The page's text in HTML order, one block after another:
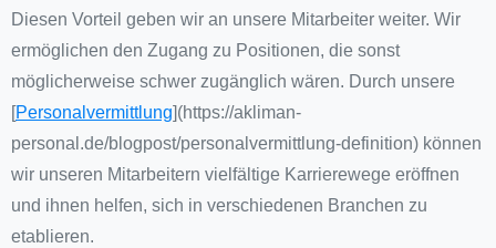
Diesen Vorteil geben wir an unsere Mitarbeiter weiter. Wir
ermöglichen den Zugang zu Positionen, die sonst
möglicherweise schwer zugänglich wären. Durch unsere
[Personalvermittlung](https://akliman-
personal.de/blogpost/personalvermittlung-definition) können
wir unseren Mitarbeitern vielfältige Karrierewege eröffnen
und ihnen helfen, sich in verschiedenen Branchen zu
etablieren.